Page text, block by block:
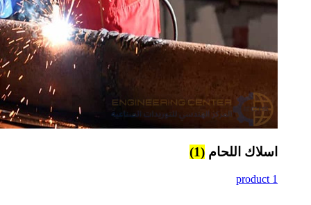
اسلاك اللحام (1)
1 product